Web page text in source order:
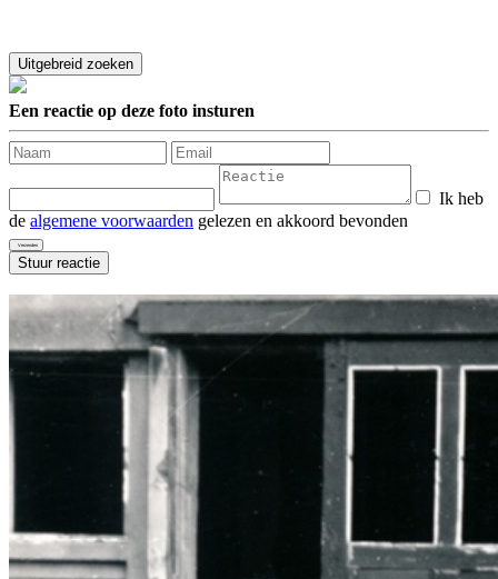
Een reactie op deze foto insturen
Ik heb
de algemene voorwaarden gelezen en akkoord bevonden